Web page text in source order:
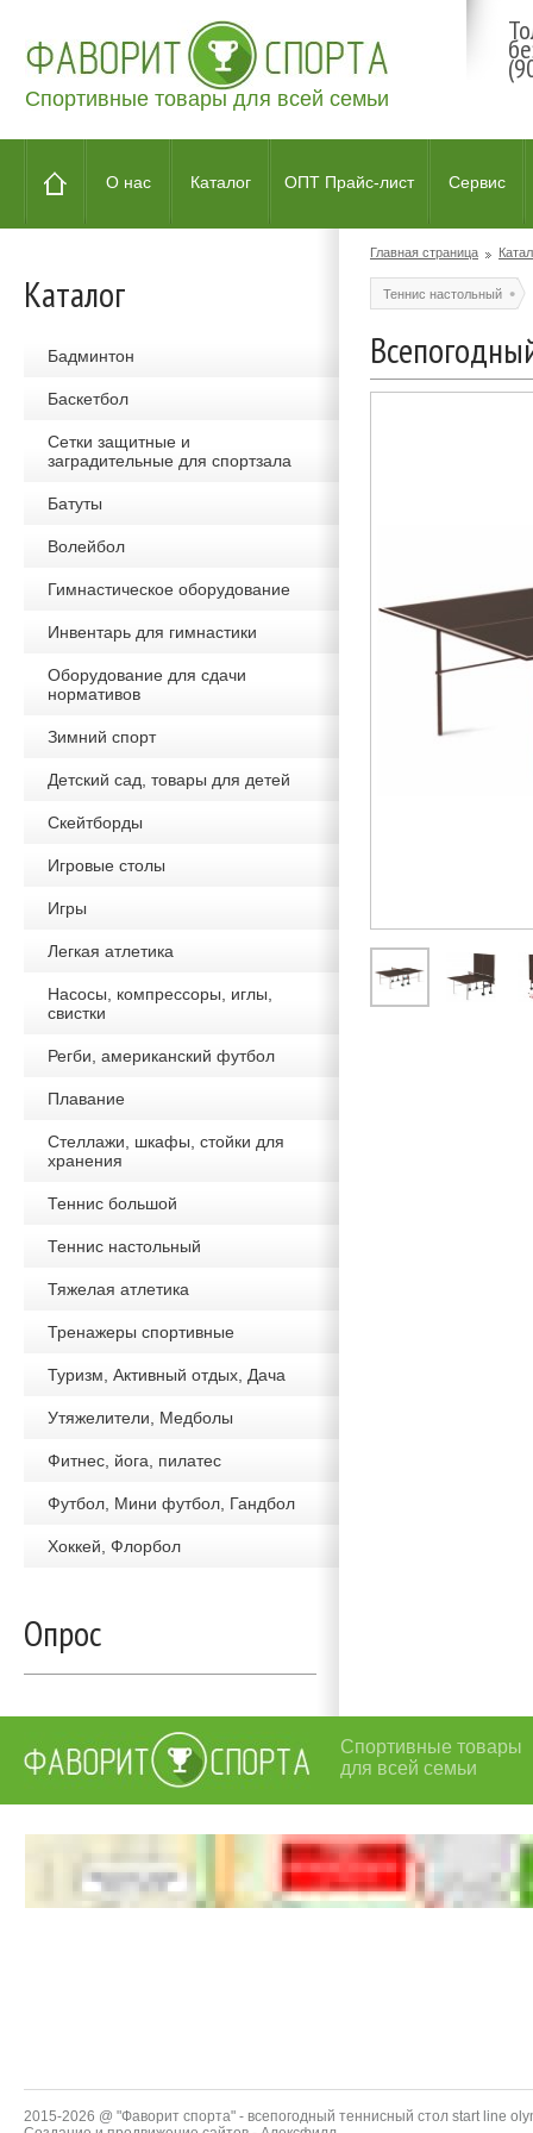
Спортивные товары для всей семьи
О нас Каталог ОПТ Прайс-лист Сервис
Каталог
Бадминтон
Баскетбол
Сетки защитные и
заградительные для спортзала
Батуты
Волейбол
Гимнастическое оборудование
Инвентарь для гимнастики
Оборудование для сдачи
нормативов
Зимний спорт
Детский сад, товары для детей
Скейтборды
Игровые столы
Игры
Легкая атлетика
Насосы, компрессоры, иглы,
свистки
Регби, американский футбол
Плавание
Стеллажи, шкафы, стойки для
хранения
Теннис большой
Теннис настольный
Тяжелая атлетика
Тренажеры спортивные
Туризм, Активный отдых, Дача
Утяжелители, Медболы
Фитнес, йога, пилатес
Футбол, Мини футбол, Гандбол
Хоккей, Флорбол
Опрос
Главная страница
Теннис настольный
Спортивные товары
для всей семьи
2015-2026 @ "Фаворит спорта" - всепогодный теннисный стол start line